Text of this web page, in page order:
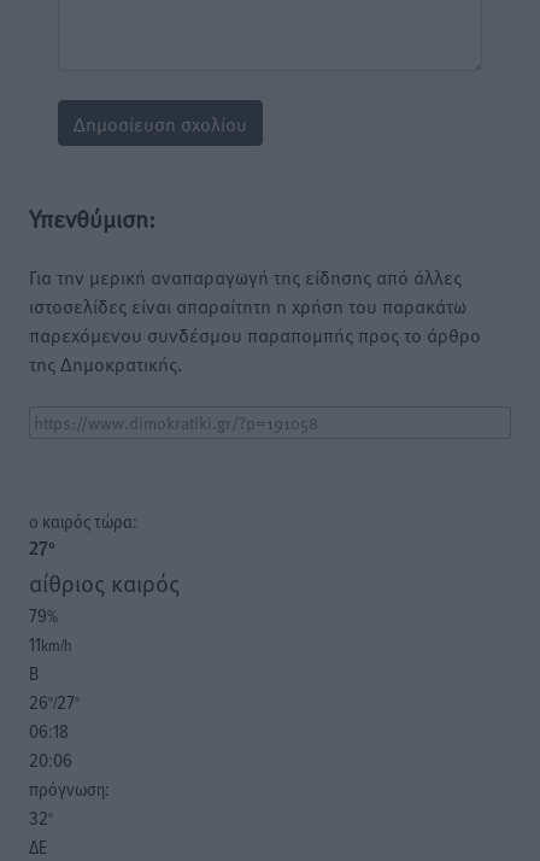
Υπενθύμιση:
Για την μερική αναπαραγωγή της είδησης από άλλες
ιστοσελίδες είναι απαραίτητη η χρήση του παρακάτω
παρεχόμενου συνδέσμου παραπομπής προς το άρθρο
της Δημοκρατικής.
o καιρός τώρα:
27°
αίθριος καιρός
79%
11km/h
Β
26°/27°
06:18
20:06
πρόγνωση:
32°
ΔΕ